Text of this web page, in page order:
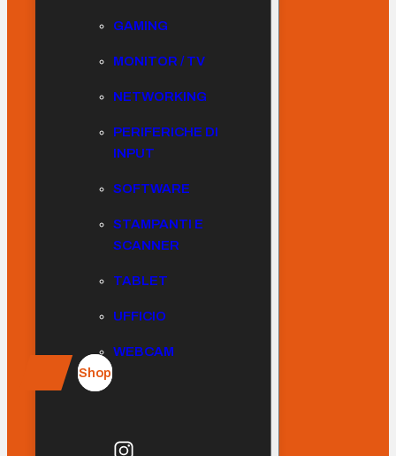
GAMING
MONITOR / TV
NETWORKING
PERIFERICHE DI
INPUT
SOFTWARE
STAMPANTI E
SCANNER
TABLET
UFFICIO
WEBCAM
Shop